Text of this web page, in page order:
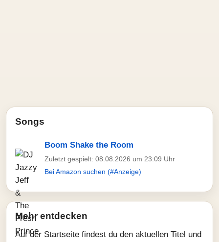
Songs
Boom Shake the Room
Zuletzt gespielt: 08.08.2026 um 23:09 Uhr
Bei Amazon suchen (#Anzeige)
Mehr entdecken
Auf der Startseite findest du den aktuellen Titel und